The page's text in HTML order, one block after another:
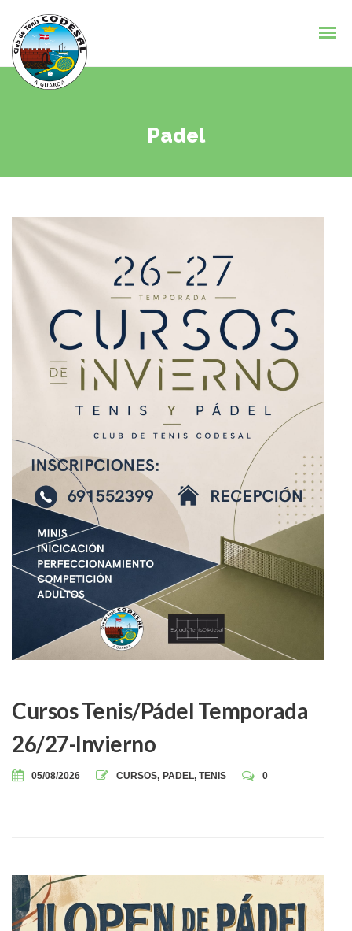
Padel
Cursos Tenis/Pádel Temporada
26/27-Invierno
05/08/2026 CURSOS, PADEL, TENIS 0